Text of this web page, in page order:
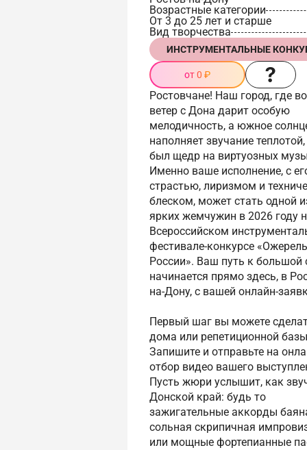
Возрастные категории
От 3 до 25 лет и старше
Вид творчества
ИНСТРУМЕНТАЛЬНЫЕ
от 0 ₽
Ростовчане! Наш город, где
ветер с Дона дарит особую
мелодичность, а южное
наполняет звучание
был щедр на виртуозных
Именно ваше исполнение, с
страстью, лиризмом и
блеском, может стать одной
ярких жемчужин в 2026 году
Всероссийском
фестивале-конкурсе
России». Ваш путь к большой
начинается прямо здесь, в
на-Дону, с вашей онлайн-
Первый шаг вы можете
дома или репетиционной
Запишите и отправьте на
отбор видео вашего
Пусть жюри услышит, как
Донской край: будь то
зажигательные аккорды
сольная скрипичная
или мощные фортепианные